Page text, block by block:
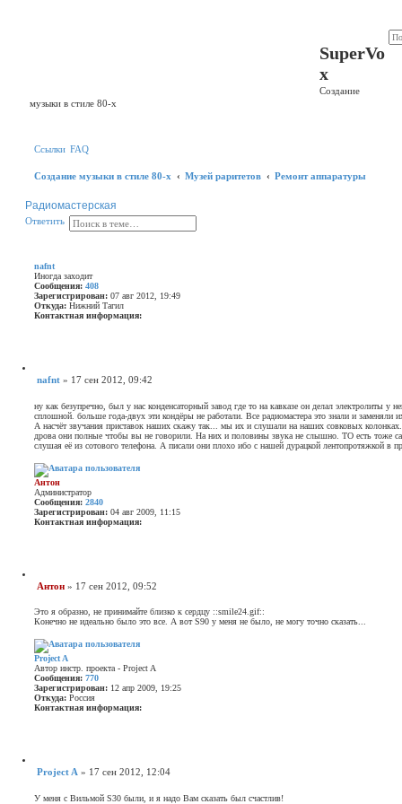
SuperVo
x
Создание
музыки в стиле 80-х
Ссылки FAQ
Создание музыки в стиле 80-х Музей раритетов Ремонт аппаратуры
Радиомастерская
О
Ответить П
о
Р
а
р
е
н
н
ы
к
nafnt
Иногда заходит
Сообщения: 408
Зарегистрирован: 07 авг 2012, 19:49
Откуда: Нижний Тагил
Контактная информация:
к
а
я
и
н
ф
р
м
а
ц
и
я
в
т
е
я
n
a
f
n
t
и
а
т
а
о
б
щ
е
н
и
е
nafnt » 17 сен 2012, 09:42
ну как безупречно, был у нас конденсаторный завод где то на кавказе он делал электролиты у
сплошной. больше года-двух эти кондёры не работали. Все радиомастера это знали и заменяли
А насчёт звучания приставок наших скажу так... мы их и слушали на наших совковых
дрова они полные чтобы вы не говорили. На них и половины звука не слышно. ТО есть тоже
слушая её из сотового телефона. А писали они плохо ибо с нашей дурацкой лентопротяжкой в
Антон
Администратор
Сообщения: 2840
Зарегистрирован: 04 авг 2009, 11:15
Контактная информация:
к
н
а
я
и
н
ф
о
р
м
а
ц
в
Ц
и
а
т
о
о
щ
е
н
и
е
Антон » 17 сен 2012, 09:52
Это я образно, не принимайте близко к сердцу ::smile24.gif::
Конечно не идеально было это все. А вот S90 у меня не было, не могу точно сказать...
Project A
Автор инстр. проекта - Project A
Сообщения: 770
Зарегистрирован: 12 апр 2009, 19:25
Откуда: Россия
Контактная информация:
к
н
Ц
и
ао
Project A » 17 сен 2012, 12:04
У меня с Вильмой S30 были, и я надо Вам сказать был счастлив!